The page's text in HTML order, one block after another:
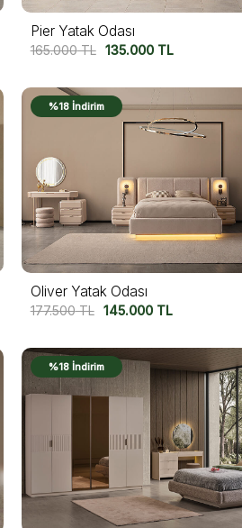
Pier Yatak Odası
165.000TL 135.000TL
%18 İndirim
Oliver Yatak Odası
177.500TL 145.000TL
%18 İndirim